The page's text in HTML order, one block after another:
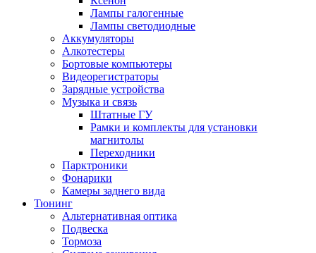
Лампы галогенные
Лампы светодиодные
Аккумуляторы
Алкотестеры
Бортовые компьютеры
Видеорегистраторы
Зарядные устройства
Музыка и связь
Штатные ГУ
Рамки и комплекты для установки
магнитолы
Переходники
Парктроники
Фонарики
Камеры заднего вида
Тюнинг
Альтернативная оптика
Подвеска
Тормоза